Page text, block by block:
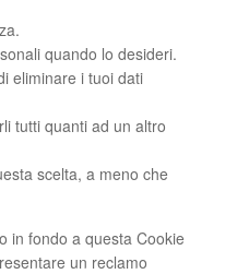
quando lo desideri.
eliminare i tuoi dati
tutti quanti ad un altro
scelta, a meno che
in fondo a questa Cookie
un reclamo